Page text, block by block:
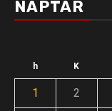
NAPTÁR
h K
1 2